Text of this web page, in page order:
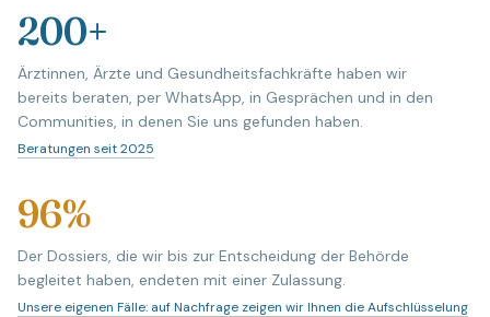
200+
Ärztinnen, Ärzte und Gesundheitsfachkräfte haben wir
bereits beraten, per WhatsApp, in Gesprächen und in den
Communities, in denen Sie uns gefunden haben.
Beratungen seit 2025
96%
Der Dossiers, die wir bis zur Entscheidung der Behörde
begleitet haben, endeten mit einer Zulassung.
Unsere eigenen Fälle: auf Nachfrage zeigen wir Ihnen die Aufschlüsselung